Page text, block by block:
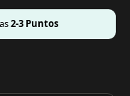
2-3 Puntos